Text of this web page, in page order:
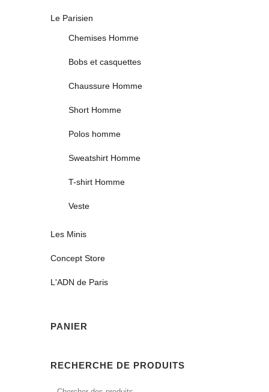
Le Parisien
Chemises Homme
Bobs et casquettes
Chaussure Homme
Short Homme
Polos homme
Sweatshirt Homme
T-shirt Homme
Veste
Les Minis
Concept Store
L'ADN de Paris
PANIER
RECHERCHE DE PRODUITS